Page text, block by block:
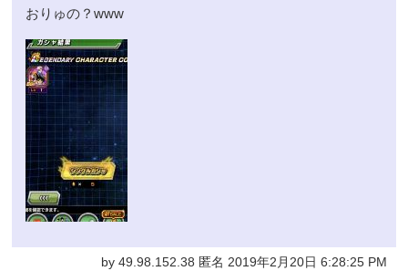
おりゅの？www
by 49.98.152.38 匿名 2019年2月20日 6:28:25 PM